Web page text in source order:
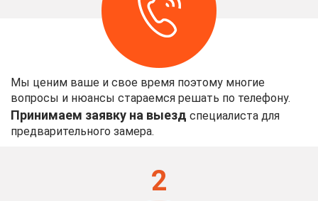
Мы ценим ваше и свое время поэтому многие
вопросы и нюансы стараемся решать по телефону.
Принимаем заявку на выезд специалиста для
предварительного замера.
2